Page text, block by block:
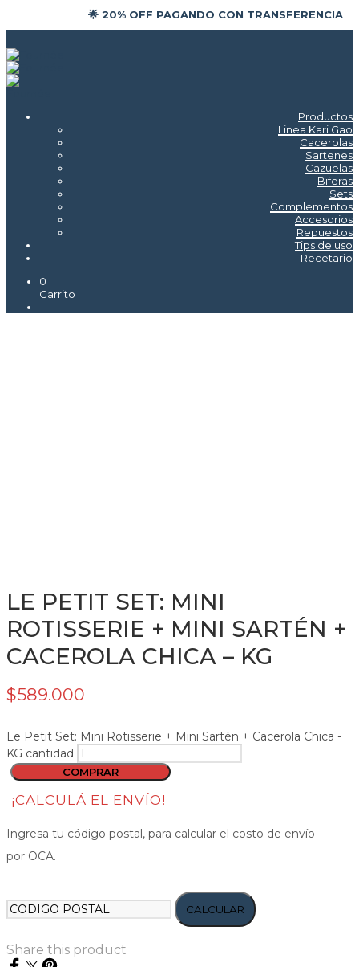
🌟 20% OFF PAGANDO CON TRANSFERENCIA
Productos
Linea Kari Gao
Cacerolas
Sartenes
Cazuelas
Biferas
Sets
Complementos
Accesorios
Repuestos
Tips de uso
Recetario
0
Carrito
LE PETIT SET: MINI
ROTISSERIE + MINI SARTÉN +
CACEROLA CHICA – KG
$589.000
Le Petit Set: Mini Rotisserie + Mini Sartén + Cacerola Chica -
KG cantidad
COMPRAR
¡CALCULÁ EL ENVÍO!
Ingresa tu código postal, para calcular el costo de envío
por OCA.
CALCULAR
Share this product